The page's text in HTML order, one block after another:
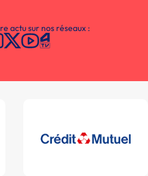
actu sur nos réseaux :